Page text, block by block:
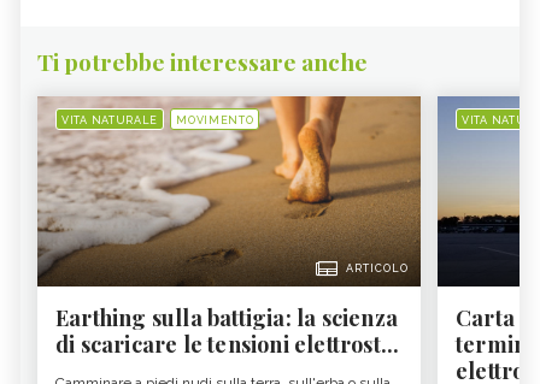
Ti potrebbe interessare anche
VITA NATURALE MOVIMENTO
ARTICOLO
Earthing sulla battigia: la scienza
di scaricare le tensioni elettrost...
VITA
Carta